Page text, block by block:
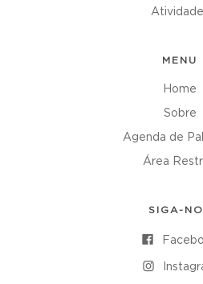
MENU
Home
Sobre
Agenda de
Área
SIGA-